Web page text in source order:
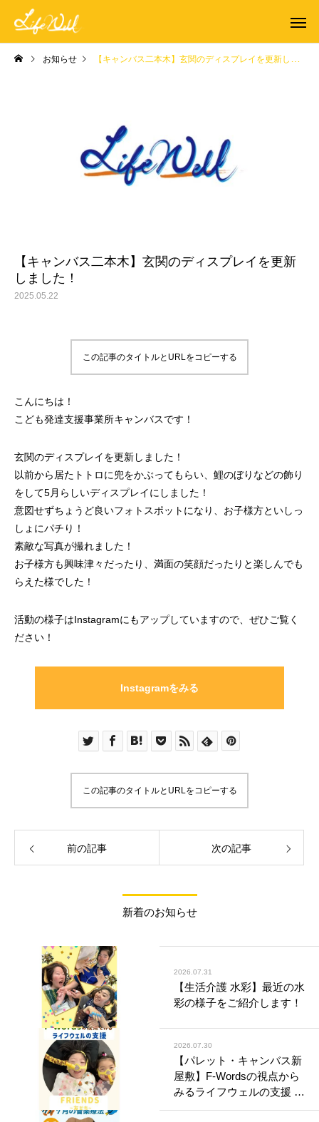
お知らせ 【キャンバス二本木】玄関のディスプレイを更新しました！
【キャンバス二本木】玄関のディスプレイを更新
しました！
2025.05.22
この記事のタイトルとURLをコピーする
こんにちは！
こども発達支援事業所キャンバスです！
玄関のディスプレイを更新しました！
以前から居たトトロに兜をかぶってもらい、鯉のぼりなどの飾り
をして5月らしいディスプレイにしました！
意図せずちょうど良いフォトスポットになり、お子様方といしっ
しょにパチり！
素敵な写真が撮れました！
お子様方も興味津々だったり、満面の笑顔だったりと楽しんでも
らえた様でした！
活動の様子はInstagramにもアップしていますので、ぜひご覧く
ださい！
Instagramをみる
この記事のタイトルとURLをコピーする
前の記事 次の記事
新着のお知らせ
2026.07.31
【生活介護 水彩】最近の水
彩の様子をご紹介します！
2026.07.30
【パレット・キャンバス新
屋敷】F-Wordsの視点から
みるライフウェルの支援 〜
Friends（友だち）〜